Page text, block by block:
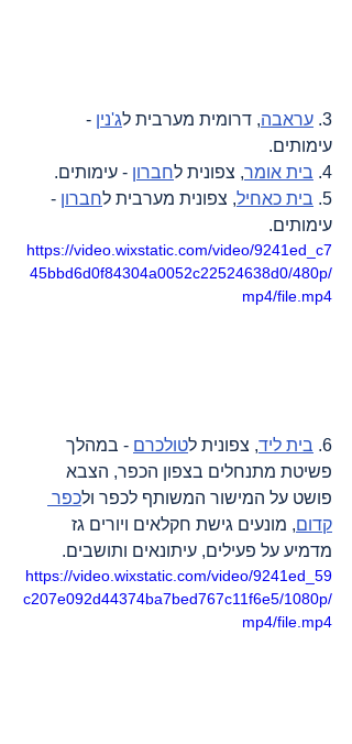
3. עראבה, דרומית מערבית לג'נין -
עימותים.
4. בית אומר, צפונית לחברון - עימותים.
5. בית כאחיל, צפונית מערבית לחברון -
עימותים.
https://video.wixstatic.com/video/9241ed_c7
45bbd6d0f84304a0052c22524638d0/480p/
mp4/file.mp4
6. בית ליד, צפונית לטולכרם - במהלך
פשיטת מתנחלים בצפון הכפר, הצבא
פושט על המישור המשותף לכפר ולכפר
קדום, מונעים גישת חקלאים ויורים גז
מדמיע על פעילים, עיתונאים ותושבים.
https://video.wixstatic.com/video/9241ed_59
c207e092d44374ba7bed767c11f6e5/1080p/
mp4/file.mp4